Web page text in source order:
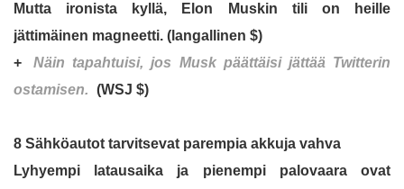
Mutta ironista kyllä, Elon Muskin tili on heille
jättimäinen magneetti. (langallinen $)
+
Näin tapahtuisi, jos Musk päättäisi jättää Twitterin
ostamisen. (WSJ $)
8 Sähköautot tarvitsevat parempia akkuja vahva
Lyhyempi latausaika ja pienempi palovaara ovat